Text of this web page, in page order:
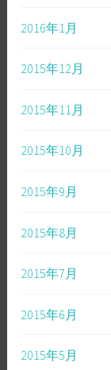
2016年1月
2015年12月
2015年11月
2015年10月
2015年9月
2015年8月
2015年7月
2015年6月
2015年5月